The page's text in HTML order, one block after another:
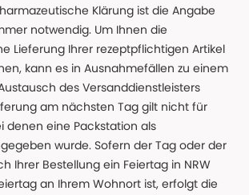
Klärung ist die Angabe
notwendig. Um Ihnen die
Lieferung Ihrer rezeptpflichtigen Artikel
kann es in Ausnahmefällen zu einem
des Versanddienstleisters
am nächsten Tag gilt nicht für
denen eine Packstation als
wurde. Sofern der Tag oder der
Ihrer Bestellung ein Feiertag in NRW
an Ihrem Wohnort ist, erfolgt die